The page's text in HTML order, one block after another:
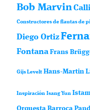
Bob Marvin
Constructores de flautas de
Diego Ortiz
Fontana Frans
Gijs Levelt Hans-Martin
Inspiración Isang Yun